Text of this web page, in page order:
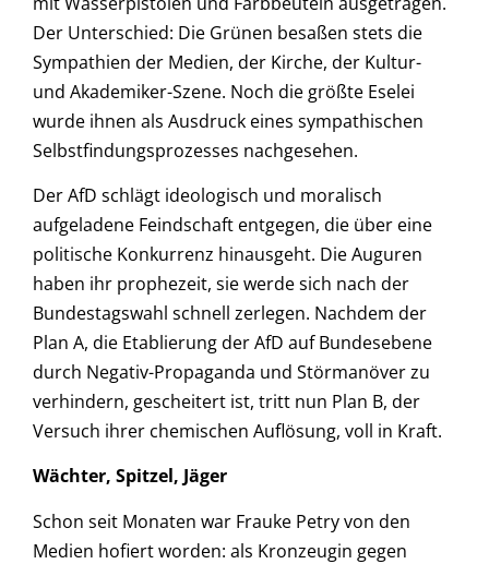
Der Unterschied: Die Grünen besaßen stets die
Sympathien der Medien, der Kirche, der Kultur-
und Akademiker-Szene. Noch die größte Eselei
wurde ihnen als Ausdruck eines sympathischen
Selbstfindungsprozesses nachgesehen.
Der AfD schlägt ideologisch und moralisch
aufgeladene Feindschaft entgegen, die über eine
politische Konkurrenz hinausgeht. Die Auguren
haben ihr prophezeit, sie werde sich nach der
Bundestagswahl schnell zerlegen. Nachdem der
Plan A, die Etablierung der AfD auf Bundesebene
durch Negativ-Propaganda und Störmanöver zu
verhindern, gescheitert ist, tritt nun Plan B, der
Versuch ihrer chemischen Auflösung, voll in Kraft.
Wächter, Spitzel, Jäger
Schon seit Monaten war Frauke Petry von den
Medien hofiert worden: als Kronzeugin gegen